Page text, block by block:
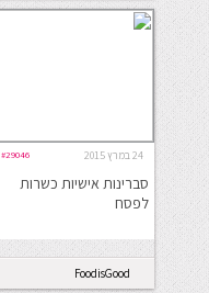
24 במרץ 2015 #29046
סברינות אישיות כשרות
לפסח
FoodisGood